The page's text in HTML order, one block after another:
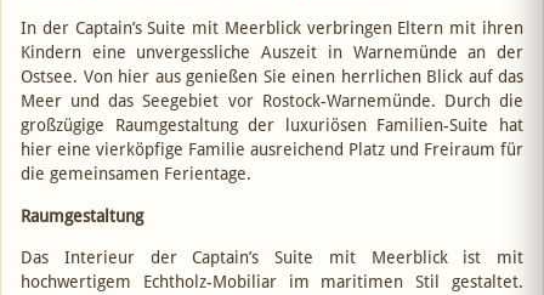
In der Captain’s Suite mit Meerblick verbringen Eltern mit ihren
Kindern eine unvergessliche Auszeit in Warnemünde an der
Ostsee. Von hier aus genießen Sie einen herrlichen Blick auf das
Meer und das Seegebiet vor Rostock-Warnemünde. Durch die
großzügige Raumgestaltung der luxuriösen Familien-Suite hat
hier eine vierköpfige Familie ausreichend Platz und Freiraum für
die gemeinsamen Ferientage.
Raumgestaltung
Das Interieur der Captain’s Suite mit Meerblick ist mit
hochwertigem Echtholz-Mobiliar im maritimen Stil gestaltet.